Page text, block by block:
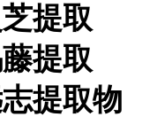
提取
提取
提取物